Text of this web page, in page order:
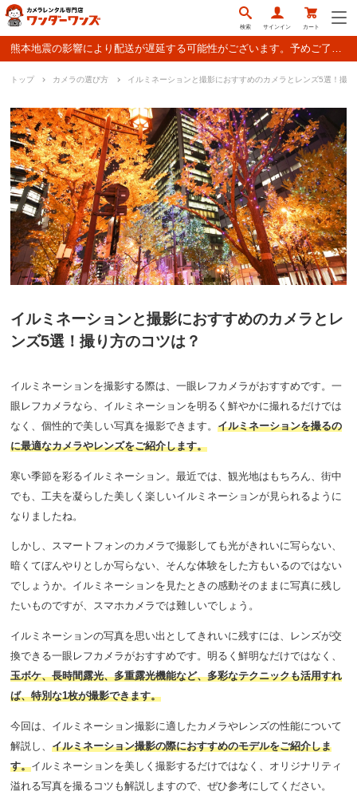
検索 サインイン カート
トップ カメラの選び方 イルミネーションと撮影におすすめのカメラとレンズ5選！撮
イルミネーションと撮影におすすめのカメラとレ
ンズ5選！撮り方のコツは？
イルミネーションを撮影する際は、一眼レフカメラがおすすめです。一
眼レフカメラなら、イルミネーションを明るく鮮やかに撮れるだけでは
なく、個性的で美しい写真を撮影できます。 イルミネーションを撮るの
に最適なカメラやレンズをご紹介します。
寒い季節を彩るイルミネーション。最近では、観光地はもちろん、街中
でも、工夫を凝らした美しく楽しいイルミネーションが見られるように
なりましたね。
しかし、スマートフォンのカメラで撮影しても光がきれいに写らない、
暗くてぼんやりとしか写らない、そんな体験をした方もいるのではない
でしょうか。イルミネーションを見たときの感動そのままに写真に残し
たいものですが、スマホカメラでは難しいでしょう。
イルミネーションの写真を思い出としてきれいに残すには、レンズが交
換できる一眼レフカメラがおすすめです。明るく鮮明なだけではなく、
玉ボケ、長時間露光、多重露光機能など、多彩なテクニックも活用すれ
ば、特別な1枚が撮影できます。
今回は、イルミネーション撮影に適したカメラやレンズの性能について
解説し、 イルミネーション撮影の際におすすめのモデルをご紹介しま
す。イルミネーションを美しく撮影するだけではなく、オリジナリティ
溢れる写真を撮るコツも解説しますので、ぜひ参考にしてください。